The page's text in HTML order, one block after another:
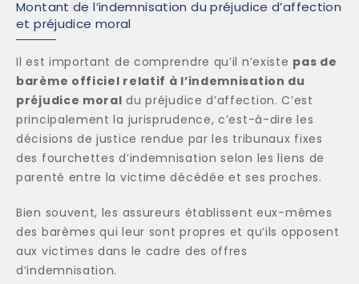
Montant de l’indemnisation du préjudice d’affection
et préjudice moral
Il est important de comprendre qu’il n’existe pas de
barème officiel relatif à l’indemnisation du
préjudice moral du préjudice d’affection. C’est
principalement la jurisprudence, c’est-à-dire les
décisions de justice rendue par les tribunaux fixes
des fourchettes d’indemnisation selon les liens de
parenté entre la victime décédée et ses proches.
Bien souvent, les assureurs établissent eux-mêmes
des barèmes qui leur sont propres et qu’ils opposent
aux victimes dans le cadre des offres
d’indemnisation.